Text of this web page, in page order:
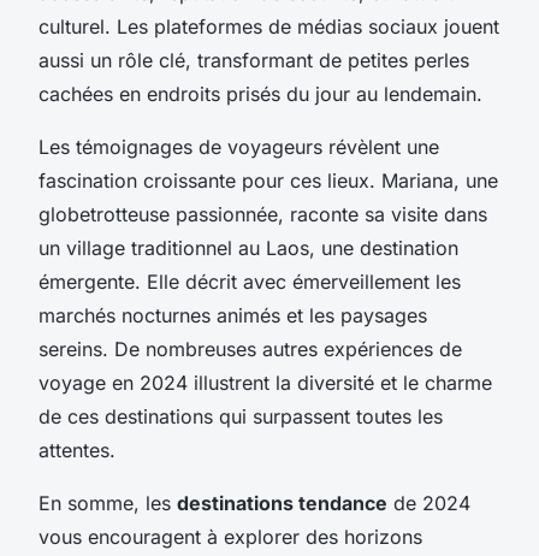
culturel. Les plateformes de médias sociaux jouent
aussi un rôle clé, transformant de petites perles
cachées en endroits prisés du jour au lendemain.
Les témoignages de voyageurs révèlent une
fascination croissante pour ces lieux. Mariana, une
globetrotteuse passionnée, raconte sa visite dans
un village traditionnel au Laos, une destination
émergente. Elle décrit avec émerveillement les
marchés nocturnes animés et les paysages
sereins. De nombreuses autres expériences de
voyage en 2024 illustrent la diversité et le charme
de ces destinations qui surpassent toutes les
attentes.
En somme, les destinations tendance de 2024
vous encouragent à explorer des horizons